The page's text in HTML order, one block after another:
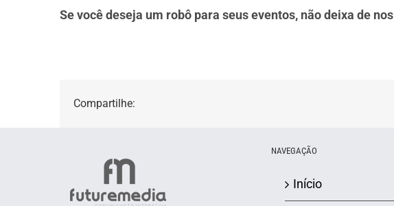
Se você deseja um robô para seus eventos, não deixa de nos
Compartilhe:
NAVEGAÇÃO
Início